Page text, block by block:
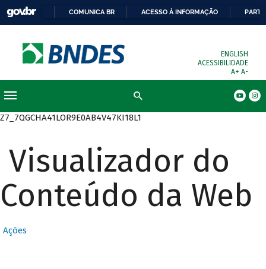
COMUNICA BR ACESSO À INFORMAÇÃO
ENGLISH
ACESSIBILIDADE
A+ A-
Z7_7QGCHA41LOR9E0AB4V47KI18L1
Visualizador do
Conteúdo da Web
Ações